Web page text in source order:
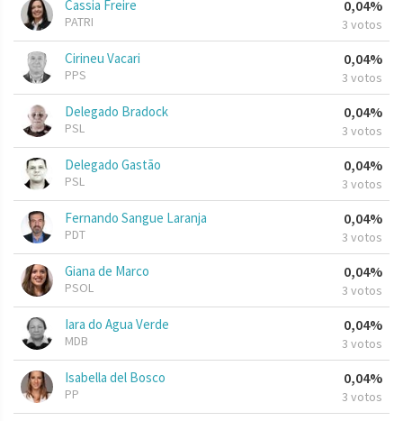
Cassia Freire
PATRI
0,04%
3 votos
Cirineu Vacari
PPS
0,04%
3 votos
Delegado Bradock
PSL
0,04%
3 votos
Delegado Gastão
PSL
0,04%
3 votos
Fernando Sangue Laranja
PDT
0,04%
3 votos
Giana de Marco
PSOL
0,04%
3 votos
Iara do Agua Verde
MDB
0,04%
3 votos
Isabella del Bosco
PP
0,04%
3 votos